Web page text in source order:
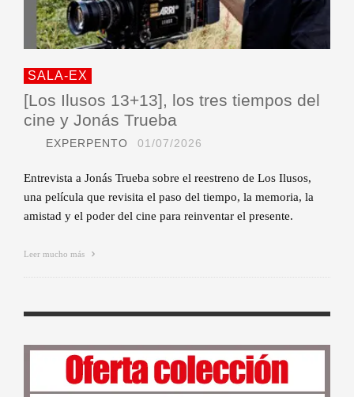
SALA-EX
[Los Ilusos 13+13], los tres tiempos del
cine y Jonás Trueba
EXPERPENTO 01/07/2026
Entrevista a Jonás Trueba sobre el reestreno de Los Ilusos,
una película que revisita el paso del tiempo, la memoria, la
amistad y el poder del cine para reinventar el presente.
Leer mucho más